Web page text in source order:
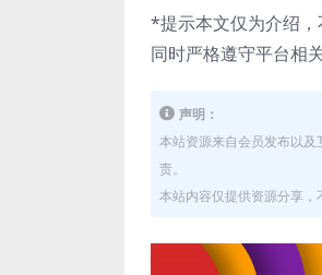
*提示本文仅为介绍
同时严格遵守平台相
声明：
本站资源来自会员发布以
责。
本站内容仅提供资源分享